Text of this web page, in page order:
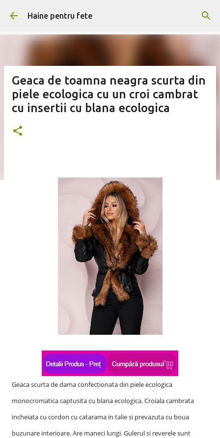
Treceți la conținutul principal
Haine pentru fete
Geaca de toamna neagra scurta din
piele ecologica cu un croi cambrat
cu insertii cu blana ecologica
Geaca scurta de dama confecționata din piele ecologica
monocromatica captusita cu blana ecologica. Croiala cambrata
incheiata cu cordon cu catarama in talie si prevazuta cu boua
buzunare interioare. Are maneci lungi. Gulerul si reverele sunt